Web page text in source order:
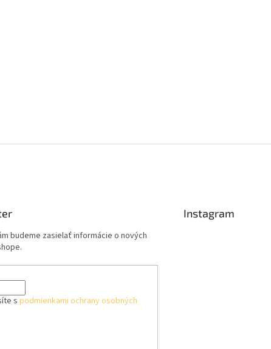
budeme zasielať informácie o nových
spodmienkami ochrany osobných
Instagram